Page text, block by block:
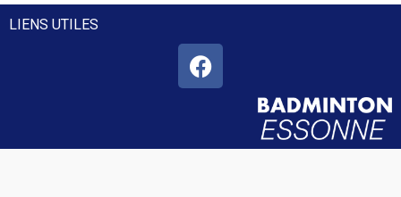
LIENS UTILES